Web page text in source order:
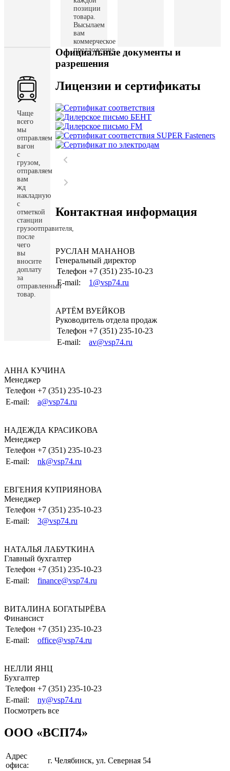
позиции
товара.
Высылаем
вам
коммерческое
предложение.
Чаще
всего
мы
отправляем
вагон
с
грузом,
отправляем
вам
жд
накладную
с
отметкой
станции
грузоотправителя,
после
чего
вы
вносите
доплату
за
отправленный
товар.
Официальные документы и
разрешения
Лицензии и сертификаты
Контактная информация
РУСЛАН МАНАНОВ
Генеральный директор
Телефон +7 (351) 235-10-23
E-mail:
1@vsp74.ru
АРТЁМ ВУЕЙКОВ
Руководитель отдела продаж
Телефон +7 (351) 235-10-23
E-mail:
av@vsp74.ru
АННА КУЧИНА
Менеджер
Телефон +7 (351) 235-10-23
E-mail:
a@vsp74.ru
НАДЕЖДА КРАСИКОВА
Менеджер
Телефон +7 (351) 235-10-23
E-mail:
nk@vsp74.ru
ЕВГЕНИЯ КУПРИЯНОВА
Менеджер
Телефон +7 (351) 235-10-23
E-mail:
3@vsp74.ru
НАТАЛЬЯ ЛАБУТКИНА
Главный бухгалтер
Телефон +7 (351) 235-10-23
E-mail:
finance@vsp74.ru
ВИТАЛИНА БОГАТЫРЁВА
Финансист
Телефон +7 (351) 235-10-23
E-mail:
office@vsp74.ru
НЕЛЛИ ЯНЦ
Бухгалтер
Телефон +7 (351) 235-10-23
E-mail:
ny@vsp74.ru
Посмотреть все
ООО «ВСП74»
Адрес
офиса:
г. Челябинск, ул. Северная 54